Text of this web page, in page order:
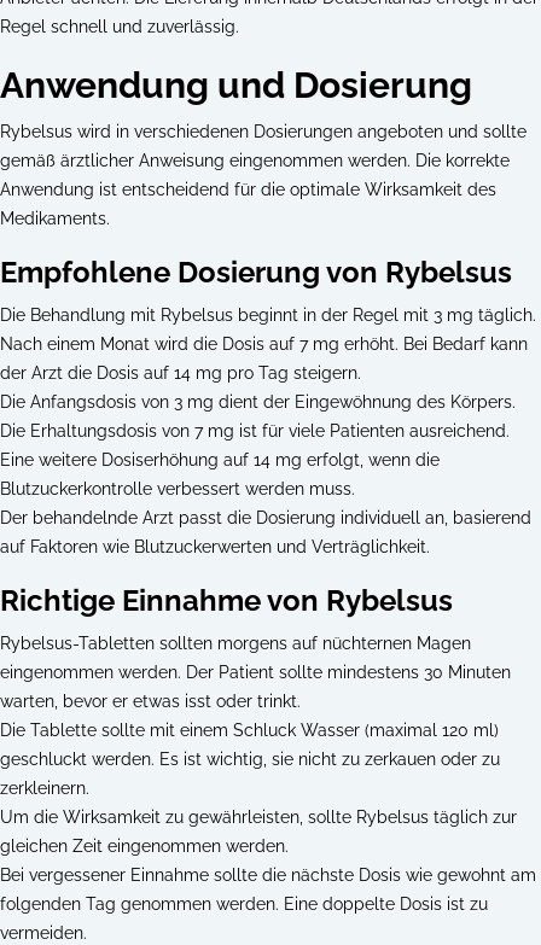
Regel schnell und zuverlässig.
Anwendung und Dosierung
Rybelsus wird in verschiedenen Dosierungen angeboten und sollte
gemäß ärztlicher Anweisung eingenommen werden. Die korrekte
Anwendung ist entscheidend für die optimale Wirksamkeit des
Medikaments.
Empfohlene Dosierung von Rybelsus
Die Behandlung mit Rybelsus beginnt in der Regel mit 3 mg täglich.
Nach einem Monat wird die Dosis auf 7 mg erhöht. Bei Bedarf kann
der Arzt die Dosis auf 14 mg pro Tag steigern.
Die Anfangsdosis von 3 mg dient der Eingewöhnung des Körpers.
Die Erhaltungsdosis von 7 mg ist für viele Patienten ausreichend.
Eine weitere Dosiserhöhung auf 14 mg erfolgt, wenn die
Blutzuckerkontrolle verbessert werden muss.
Der behandelnde Arzt passt die Dosierung individuell an, basierend
auf Faktoren wie Blutzuckerwerten und Verträglichkeit.
Richtige Einnahme von Rybelsus
Rybelsus-Tabletten sollten morgens auf nüchternen Magen
eingenommen werden. Der Patient sollte mindestens 30 Minuten
warten, bevor er etwas isst oder trinkt.
Die Tablette sollte mit einem Schluck Wasser (maximal 120 ml)
geschluckt werden. Es ist wichtig, sie nicht zu zerkauen oder zu
zerkleinern.
Um die Wirksamkeit zu gewährleisten, sollte Rybelsus täglich zur
gleichen Zeit eingenommen werden.
Bei vergessener Einnahme sollte die nächste Dosis wie gewohnt am
folgenden Tag genommen werden. Eine doppelte Dosis ist zu
vermeiden.